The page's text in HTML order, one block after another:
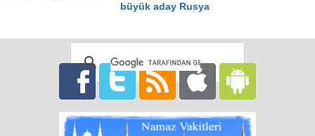
büyük aday Rusya